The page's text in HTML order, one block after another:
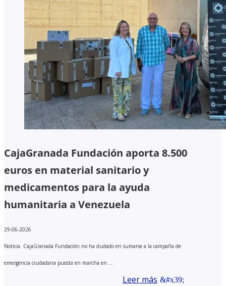
CajaGranada Fundación aporta 8.500
euros en material sanitario y
medicamentos para la ayuda
humanitaria a Venezuela
29-06-2026
Noticia. CajaGranada Fundación no ha dudado en sumarse a la campaña de
emergencia ciudadana puesta en marcha en ...
Leer más